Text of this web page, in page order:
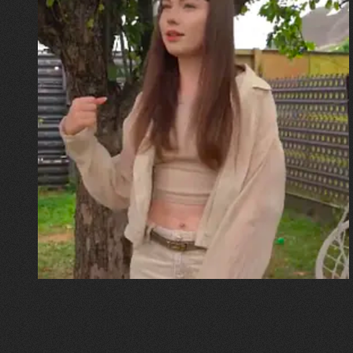
30.07.2026
Калина, Дарина та Віра Папроцькі
"Хвиля була, як від моря,
прозора і велика… Я ледве
встигла схопити племінницю"